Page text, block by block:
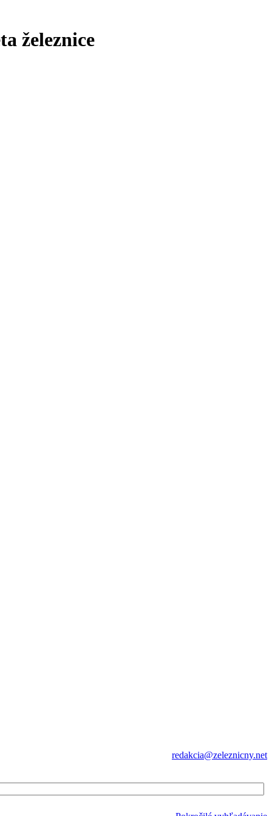
železnice
redakcia@zeleznicny.net